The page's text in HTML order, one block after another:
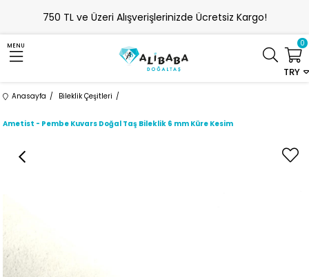
750 TL ve Üzeri Alışverişlerinizde Ücretsiz Kargo!
MENU
TRY
0
Anasayfa Bileklik Çeşitleri
Ametist - Pembe Kuvars Doğal Taş Bileklik 6 mm Küre Kesim